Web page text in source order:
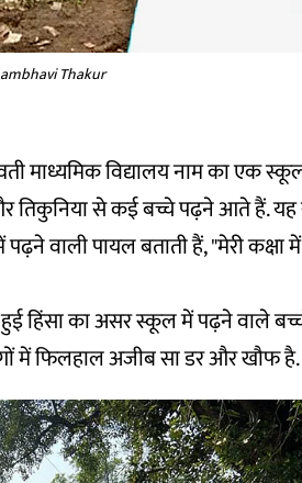
Thakur
माध्यमिक विद्यालय नाम का एक
तिकुनिया से कई बच्चे पढ़ने आते हैं.
वाली पायल बताती हैं, "मेरी कक्षा
हिंसा का असर स्कूल में पढ़ने वाले
में फिलहाल अजीब सा डर और खौफ है.